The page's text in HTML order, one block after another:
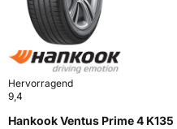
Hervorragend
9,4
Hankook Ventus Prime 4 K135